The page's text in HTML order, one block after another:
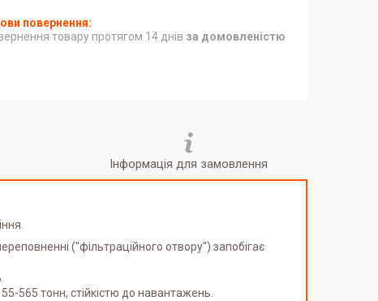
товару протягом 14 днів за домовленістю
Інформація для замовлення
("фільтраційного отвору") запобігає
565 тонн, стійкістю до навантажень.